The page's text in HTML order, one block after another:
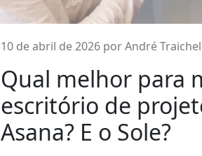
10 de abril de 2026 por André Traichel
Qual melhor para
escritório de
Asana? E o Sole?